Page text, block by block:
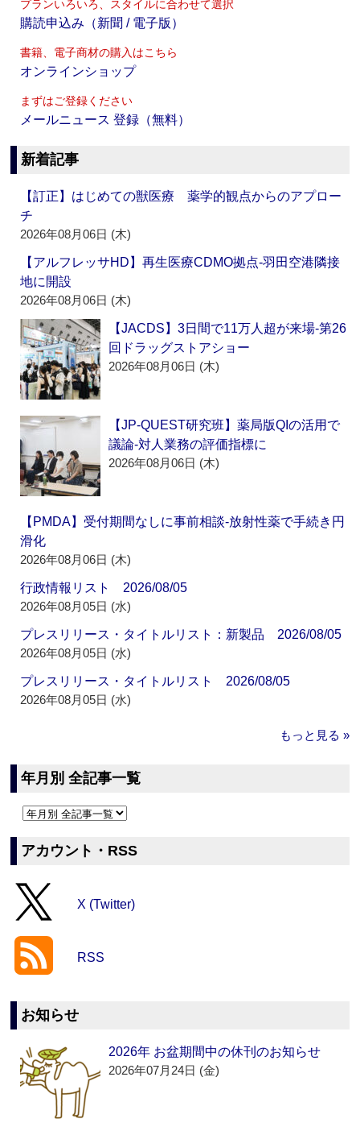
プランいろいろ、スタイルに合わせて選択
購読申込み（新聞 / 電子版）
書籍、電子商材の購入はこちら
オンラインショップ
まずはご登録ください
メールニュース 登録（無料）
新着記事
【訂正】はじめての獣医療 薬学的観点からのアプロー
チ
2026年08月06日 (木)
【アルフレッサHD】再生医療CDMO拠点‐羽田空港隣接
地に開設
2026年08月06日 (木)
【JACDS】3日間で11万人超が来場‐第26
回ドラッグストアショー
2026年08月06日 (木)
【JP-QUEST研究班】薬局版QIの活用で
議論‐対人業務の評価指標に
2026年08月06日 (木)
【PMDA】受付期間なしに事前相談‐放射性薬で手続き円
滑化
2026年08月06日 (木)
行政情報リスト 2026/08/05
2026年08月05日 (水)
プレスリリース・タイトルリスト：新製品 2026/08/05
2026年08月05日 (水)
プレスリリース・タイトルリスト 2026/08/05
2026年08月05日 (水)
もっと見る »
年月別 全記事一覧
アカウント・RSS
X (Twitter)
RSS
お知らせ
2026年 お盆期間中の休刊のお知らせ
2026年07月24日 (金)